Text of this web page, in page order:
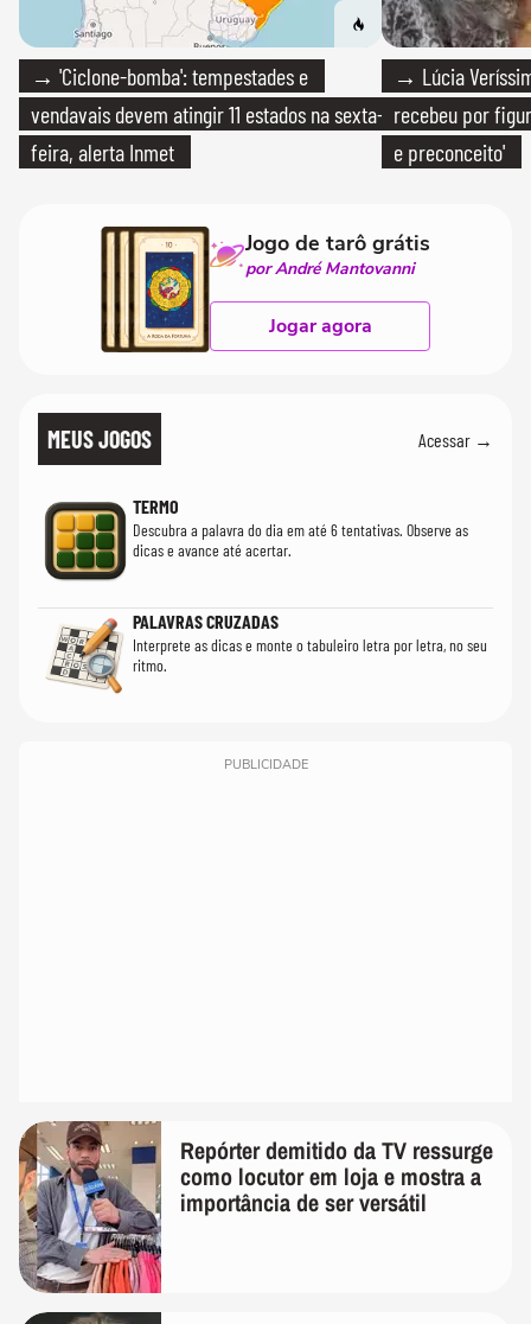
→ 'Ciclone-bomba': tempestades e
vendavais devem atingir 11 estados na sexta-
feira, alerta Inmet
→ Lúcia
recebeu por
e preconceito'
Jogo de tarô grátis
por André Mantovanni
Jogar agora
MEUS JOGOS Acessar →
TERMO
Descubra a palavra do dia em até 6 tentativas. Observe as
dicas e avance até acertar.
PALAVRAS CRUZADAS
Interprete as dicas e monte o tabuleiro letra por letra, no seu
ritmo.
PUBLICIDADE
Repórter demitido da TV ressurge
como locutor em loja e mostra a
importância de ser versátil